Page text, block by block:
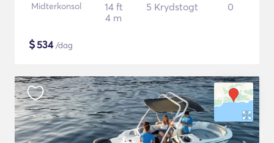
Midterkonsol
14 ft
4 m
5 Krydstogt 0
$534/dag